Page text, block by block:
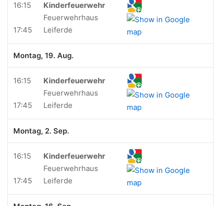
16:15
17:45
Kinderfeuerwehr
Feuerwehrhaus
Leiferde
Montag, 19. Aug.
16:15
17:45
Kinderfeuerwehr
Feuerwehrhaus
Leiferde
Montag, 2. Sep.
16:15
17:45
Kinderfeuerwehr
Feuerwehrhaus
Leiferde